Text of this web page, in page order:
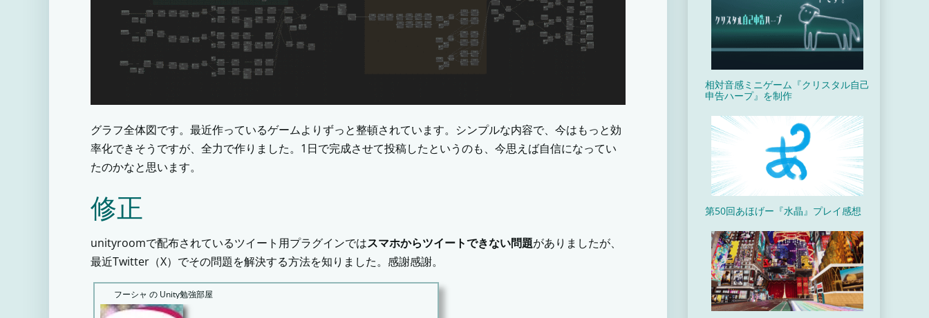
グラフ全体図です。最近作っているゲームよりずっと整頓されています。シンプルな内容で、今はもっと効
率化できそうですが、全力で作りました。1日で完成させて投稿したというのも、今思えば自信になってい
たのかなと思います。
修正
unityroomで配布されているツイート用プラグインではスマホからツイートできない問題がありましたが、
最近Twitter（X）でその問題を解決する方法を知りました。感謝感謝。
フーシャ の Unity勉強部屋
相対音感ミニゲーム『クリスタル自己
申告ハープ』を制作
第50回あほげー『水晶』プレイ感想